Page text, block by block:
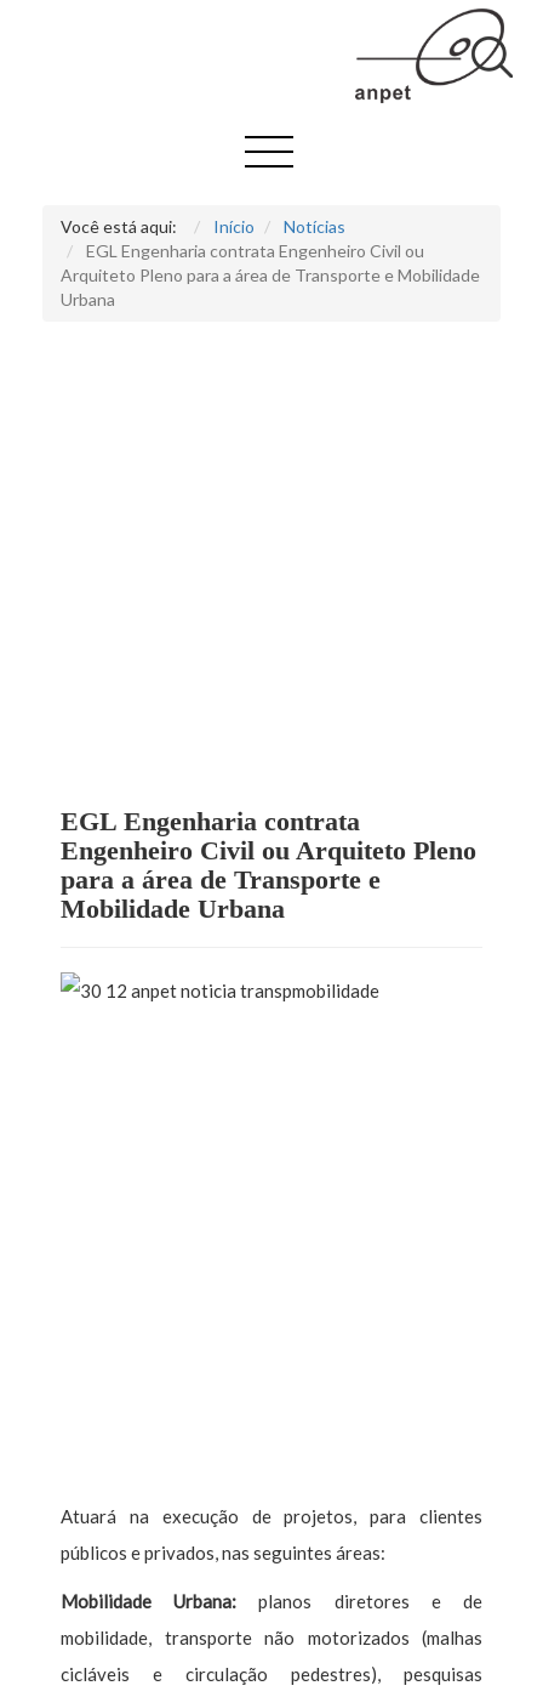
Você está aqui: Início
Notícias
EGL Engenharia contrata Engenheiro Civil ou
Arquiteto Pleno para a área de Transporte e Mobilidade
Urbana
EGL Engenharia contrata
Engenheiro Civil ou Arquiteto Pleno
para a área de Transporte e
Mobilidade Urbana
Atuará na execução de projetos, para clientes
públicos e privados, nas seguintes áreas:
Mobilidade Urbana: planos diretores e de
mobilidade, transporte não motorizados (malhas
cicláveis e circulação pedestres), pesquisas